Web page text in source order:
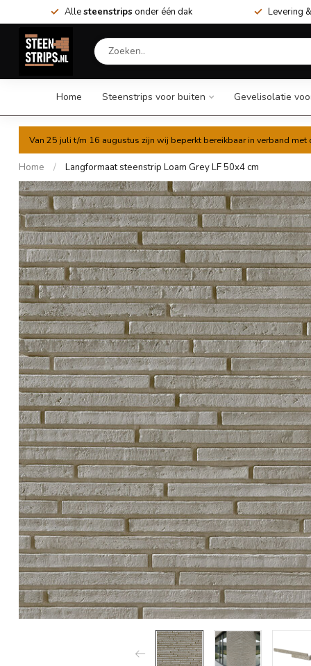
Allesteenstrips onder één dak Levering
Home Steenstrips voor buiten Gevelisolatie
Van 25 juli t/m 16 augustus zijn wij beperkt bereikbaar in verband
Home / Langformaat steenstrip Loam Grey LF 50x4 cm